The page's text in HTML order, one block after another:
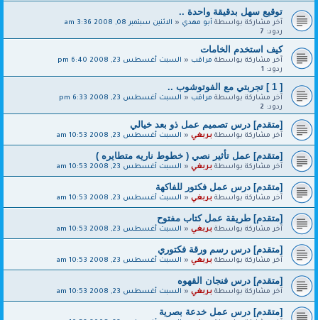
توقيع سهل بدقيقة واحدة ..
آخر مشاركة بواسطةأبو مهدي« الاثنين سبتمبر 08, 2008 3:36 am
ردود: 7
كيف استخدم الخامات
آخر مشاركة بواسطةمراقب« السبت أغسطس 23, 2008 6:40 pm
ردود:
[ 1 ] تجربتي مع الفوتوشوب ..
آخر مشاركة بواسطةمراقب« السبت أغسطس 23, 2008 6:33 pm
ردود: 2
[متقدم] درس تصميم عمل ذو بعد خيالي
آخر مشاركة بواسطةبربغي« السبت أغسطس 23, 2008 10:53 am
[متقدم] عمل تأثير نصي ( خطوط ناريه متطايره )
آخر مشاركة بواسطةبربغي« السبت أغسطس 23, 2008 10:53 am
[متقدم] درس عمل فكتور للفاكهة
آخر مشاركة بواسطةبربغي« السبت أغسطس 23, 2008 10:53 am
[متقدم] طريقة عمل كتاب مفتوح
آخر مشاركة بواسطةبربغي« السبت أغسطس 23, 2008 10:53 am
[متقدم] درس رسم ورقة فكتوري
آخر مشاركة بواسطةبربغي« السبت أغسطس 23, 2008 10:53 am
[متقدم] درس فنجان القهوه
آخر مشاركة بواسطةبربغي« السبت أغسطس 23, 2008 10:53 am
[متقدم] درس عمل خدعة بصرية